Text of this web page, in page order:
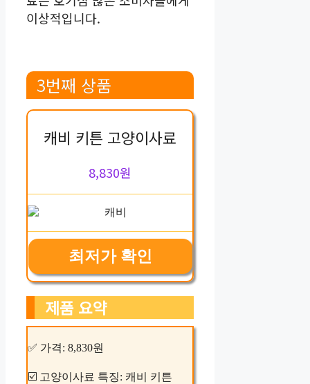
이상적입니다.
3번째 상품
캐비 키튼 고양이사료
8,830원
최저가 확인
제품 요약
✅ 가격: 8,830원
☑️ 고양이사료 특징: 캐비 키튼